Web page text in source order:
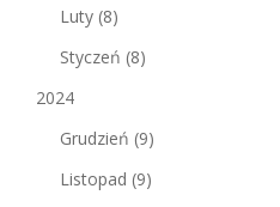
Luty (8)
Styczeń (8)
2024
Grudzień (9)
Listopad (9)